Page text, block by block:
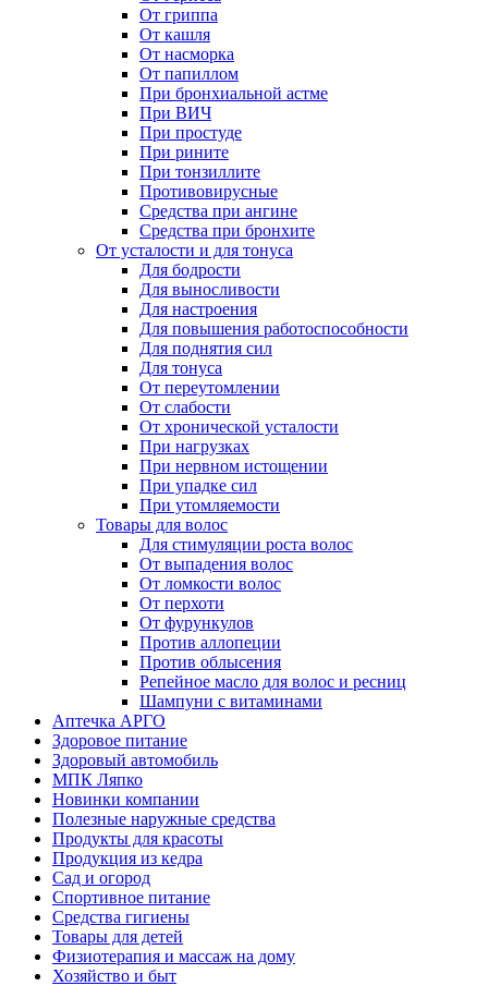
От гриппа
От кашля
От насморка
От папиллом
При бронхиальной астме
При ВИЧ
При простуде
При рините
При тонзиллите
Противовирусные
Средства при ангине
Средства при бронхите
От усталости и для тонуса
Для бодрости
Для выносливости
Для настроения
Для повышения работоспособности
Для поднятия сил
Для тонуса
От переутомлении
От слабости
От хронической усталости
При нагрузках
При нервном истощении
При упадке сил
При утомляемости
Товары для волос
Для стимуляции роста волос
От выпадения волос
От ломкости волос
От перхоти
От фурункулов
Против аллопеции
Против облысения
Репейное масло для волос и ресниц
Шампуни с витаминами
Аптечка АРГО
Здоровое питание
Здоровый автомобиль
МПК Ляпко
Новинки компании
Полезные наружные средства
Продукты для красоты
Продукция из кедра
Сад и огород
Спортивное питание
Средства гигиены
Товары для детей
Физиотерапия и массаж на дому
Хозяйство и быт